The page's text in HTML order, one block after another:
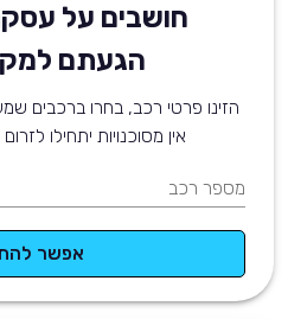
חושבים על
הגעתם
הזינו פרטי רכב, בחרו ברכבים
אין מסוכנויות יתחילו
מספר רכב
אפשר